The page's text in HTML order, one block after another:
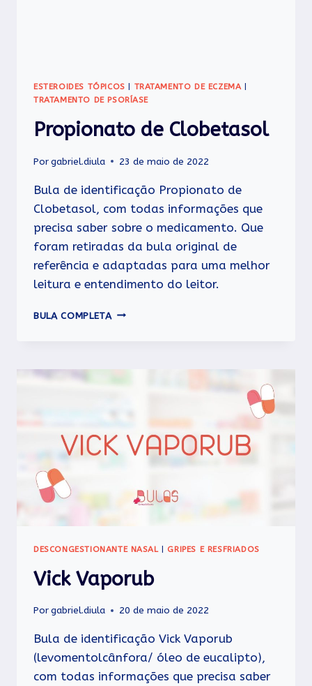
ESTEROIDES TÓPICOS TRATAMENTO DE ECZEMA|
TRATAMENTO DE PSORÍASE
Propionato de Clobetasol
Porgabriel.diula 23 de maio de 2022
Bula de identificação Propionato de
Clobetasol, com todas informações que
precisa saber sobre o medicamento. Que
foram retiradas da bula original de
referência e adaptadas para uma melhor
leitura e entendimento do leitor.
BULA COMPLETA PROPIONATO
DESCONGESTIONANTE NASAL | GRIPES E RESFRIADOS
Vick Vaporub
Porgabriel.diula 20 de maio de 2022
Bula de identificação Vick Vaporub
(levomentolcânfora/ óleo de eucalipto),
com todas informações que precisa saber